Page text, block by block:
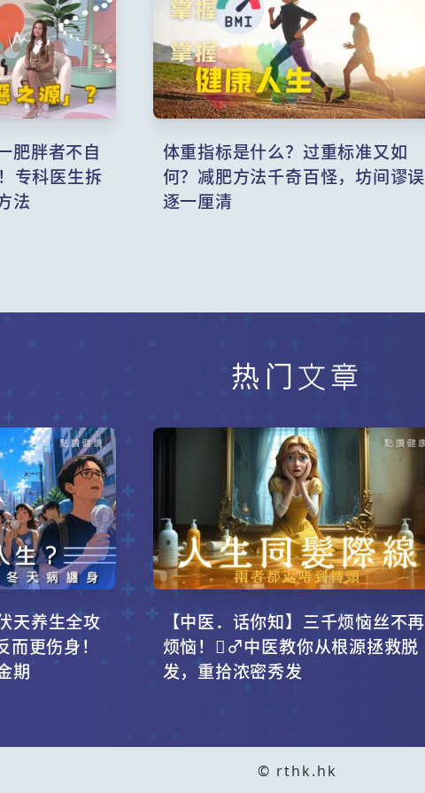
肥胖者不自
专科医生拆
法
体重指标是什么？过重标准又如
何？减肥方法千奇百怪，坊间谬误
逐一厘清
热门文章
天养生全攻
更伤身！
期
【中医．话你知】三千烦恼丝不再
烦恼！‍♂️中医教你从根源拯救脱
发，重拾浓密秀发
© rthk.hk